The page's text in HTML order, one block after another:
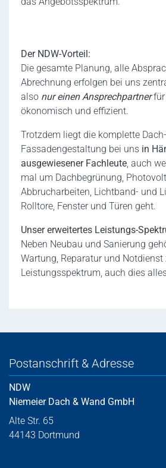
Der NDW-Vorteil:
Die gesamte Planung, alle
Abrechnung erfolgen bei uns
also nur einen Ansprechpartner
ökonomisch und effizient.
Trotzdem liegt die komplette
Fassadengestaltung bei uns in
ausgewiesener Fachleute, auch
mal um Dachbegrünung,
Abbrucharbeiten, Lichtband- und
Rolltore, Fenster und Türen geht.
Unser erweitertes Leistungs-
Neben Neubau und Sanierung
Wartung, Reparatur und Notdienst
Leistungsspektrum, auch dies
Postanschrift & Adresse
NDW
Niemeier Dach & Wand GmbH
Alte Str. 65
44143 Dortmund